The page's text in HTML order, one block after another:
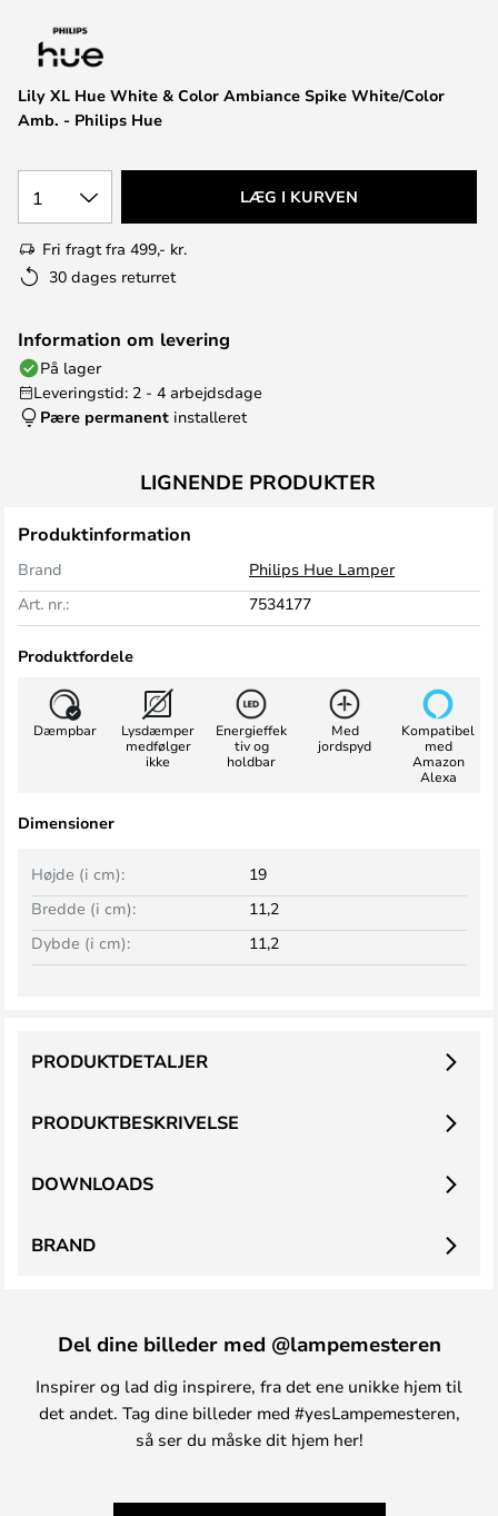
Lily XL Hue White & Color Ambiance Spike White/Color
Amb. - Philips Hue
1 LÆG I KURVEN
Fri fragt fra 499,- kr.
30 dages returret
Information om levering
På lager
Leveringstid: 2 - 4 arbejdsdage
Pære permanent installeret
LIGNENDE PRODUKTER
Produktinformation
Brand
Philips Hue Lamper
Art. nr.:
7534177
Produktfordele
Dæmpbar
Lysdæmper
medfølger
ikke
Energieffek
tiv og
holdbar
Med
jordspyd
Kompatibel
med
Amazon
Alexa
Dimensioner
Bredde (i cm): 11,2
Højde (i cm): 19
Dybde (i cm): 11,2
PRODUKTBESKRIVELSE
PRODUKTDETALJER
DOWNLOADS
BRAND
Del dine billeder med @lampemesteren
Inspirer og lad dig inspirere, fra det ene unikke hjem til
det andet. Tag dine billeder med #yesLampemesteren,
så ser du måske dit hjem her!